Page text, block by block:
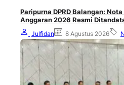
Paripurna DPRD Balangan:
Anggaran 2026 Resmi
Julfidan 8 Agustus 2026